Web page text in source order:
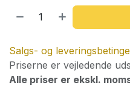
Salgs- og
Priserne er vejledende
Alle priser er ekskl.